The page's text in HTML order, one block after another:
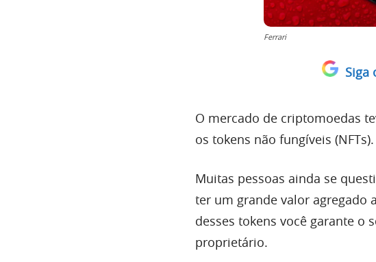
Ferrari
Siga
O mercado de criptomoedas
os tokens não fungíveis (NFTs).
Muitas pessoas ainda se
ter um grande valor agregado
desses tokens você garante o
proprietário.